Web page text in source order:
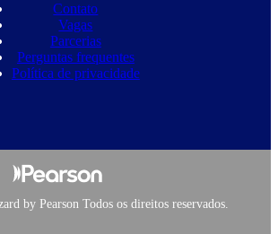
Contato
Vagas
Parcerias
Perguntas frequentes
Política de privacidade
by Pearson Todos os direitos reservados.